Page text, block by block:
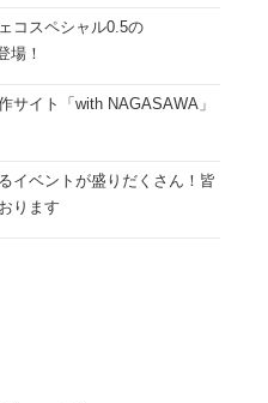
コスペシャル0.5の
場！
サイト「with NAGASAWA」
イベントが盛りだくさん！皆
ります